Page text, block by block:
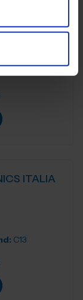
ha
A03
ITALIA
C13